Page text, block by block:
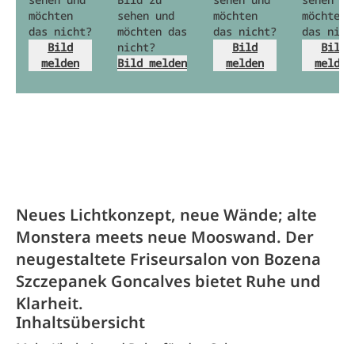
möchten
das nicht?
Bild
melden
sehen und
möchten das
nicht?
Bild melden
möchten
das nicht?
Bild
melden
möchten
das
Bild
melden
Neues Lichtkonzept, neue Wände; alte
Monstera meets neue Mooswand. Der
neugestaltete Friseursalon von Bozena
Szczepanek Goncalves bietet Ruhe und
Klarheit.
Inhaltsübersicht